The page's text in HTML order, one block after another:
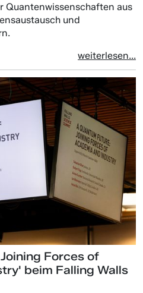
Quantenwissenschaften aus
und
weiterlesen...
Forces of
beim Falling Walls